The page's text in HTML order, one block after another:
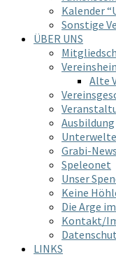
Kalender
Sonstige
ÜBER UNS
Alte
Ausbildung
Grabi-News
Speleonet
Unser
Keine
Die Arge
Kontakt/
LINKS